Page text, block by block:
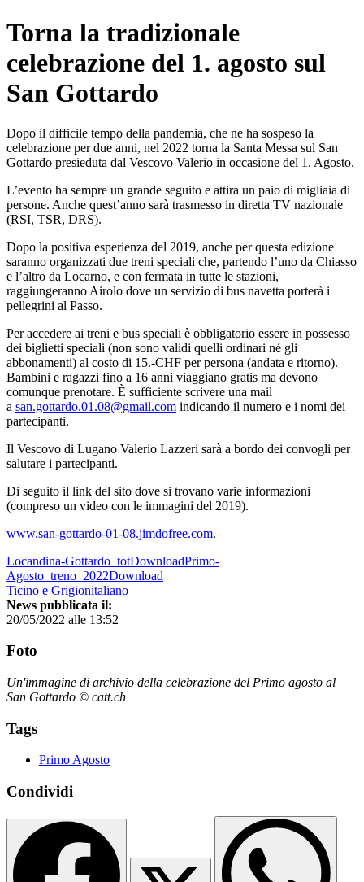
Torna la tradizionale
celebrazione del 1. agosto sul
San Gottardo
Dopo il difficile tempo della pandemia, che ne ha sospeso la
celebrazione per due anni, nel 2022 torna la Santa Messa sul San
Gottardo presieduta dal Vescovo Valerio in occasione del 1. Agosto.
L’evento ha sempre un grande seguito e attira un paio di migliaia di
persone. Anche quest’anno sarà trasmesso in diretta TV nazionale
(RSI, TSR, DRS).
Dopo la positiva esperienza del 2019, anche per questa edizione
saranno organizzati due treni speciali che, partendo l’uno da Chiasso
e l’altro da Locarno, e con fermata in tutte le stazioni,
raggiungeranno Airolo dove un servizio di bus navetta porterà i
pellegrini al Passo.
Per accedere ai treni e bus speciali è obbligatorio essere in possesso
dei biglietti speciali (non sono validi quelli ordinari né gli
abbonamenti) al costo di 15.-CHF per persona (andata e ritorno).
Bambini e ragazzi fino a 16 anni viaggiano gratis ma devono
comunque prenotare. È sufficiente scrivere una mail
a san.gottardo.01.08@gmail.com indicando il numero e i nomi dei
partecipanti.
Il Vescovo di Lugano Valerio Lazzeri sarà a bordo dei convogli per
salutare i partecipanti.
Di seguito il link del sito dove si trovano varie informazioni
(compreso un video con le immagini del 2019).
www.san-gottardo-01-08.jimdofree.com.
Locandina-Gottardo_totDownloadPrimo-
Agosto_treno_2022Download
Ticino e Grigionitaliano
News pubblicata il:
20/05/2022 alle 13:52
Foto
Un'immagine di archivio della celebrazione del Primo agosto al
San Gottardo © catt.ch
Tags
Primo Agosto
Condividi